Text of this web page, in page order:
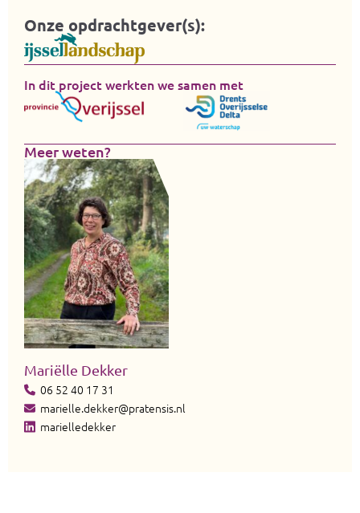
Onze opdrachtgever(s):
In dit project werkten we samen met
Meer weten?
Mariëlle Dekker
06 52 40 17 31
marielle.dekker@pratensis.nl
marielledekker